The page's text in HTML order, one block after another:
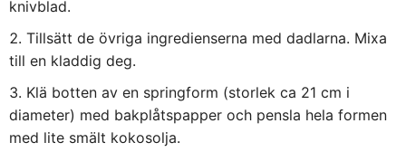
knivblad.
Tillsätt de övriga ingredienserna med dadlarna. Mixa
till en kladdig deg.
Klä botten av en springform (storlek ca 21 cm i
diameter) med bakplåtspapper och pensla hela formen
med lite smält kokosolja.